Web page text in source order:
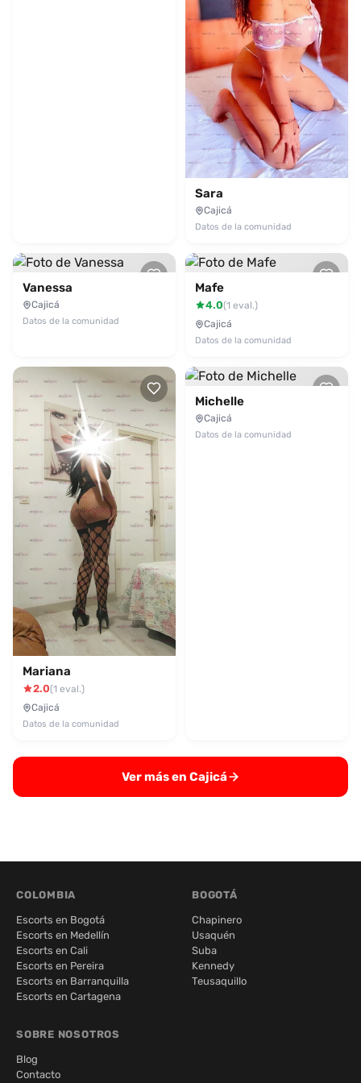
Sara
Cajicá
Datos de la comunidad
Vanessa
Cajicá
Datos de la comunidad
Mafe
4.0(1 eval.)
Cajicá
Datos de la comunidad
Mariana
2.0(1 eval.)
Cajicá
Datos de la comunidad
Michelle
Cajicá
Datos de la comunidad
Ver más en Cajicá
COLOMBIA
Escorts en Bogotá
Escorts en Medellín
Escorts en Cali
Escorts en Pereira
Escorts en Barranquilla
Escorts en Cartagena
BOGOTÁ
Chapinero
Usaquén
Suba
Kennedy
Teusaquillo
SOBRE NOSOTROS
Blog
Contacto